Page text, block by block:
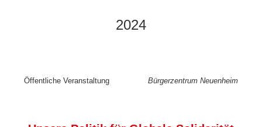
2024
Öffentliche Veranstaltung Bürgerzentrum Neuenheim